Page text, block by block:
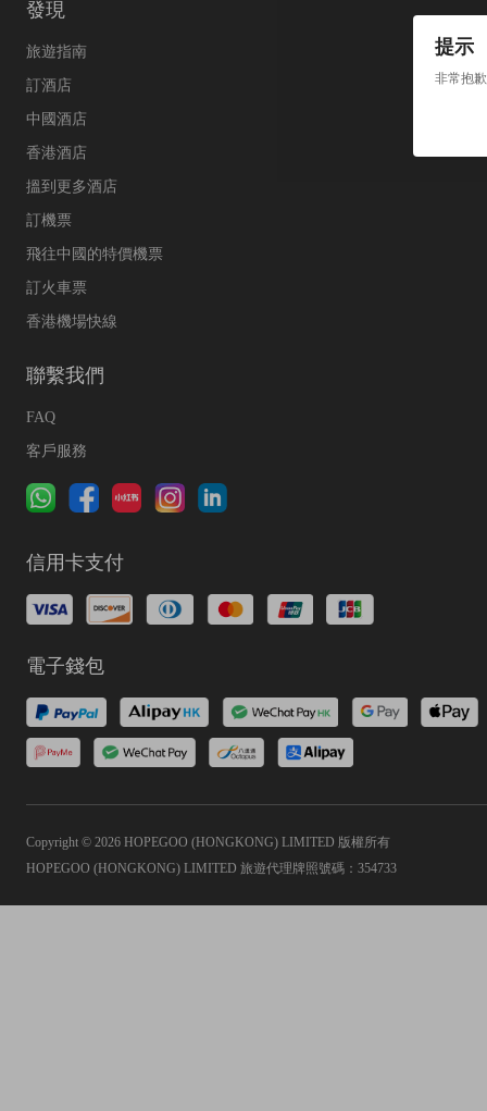
提示
非常抱
發現
旅遊指南
訂酒店
中國酒店
香港酒店
搵到更多酒店
訂機票
飛往中國的特價機票
訂火車票
香港機場快線
聯繫我們
FAQ
客戶服務
信用卡支付
電子錢包
Copyright © 2026 HOPEGOO (HONGKONG) LIMITED 版權所有
HOPEGOO (HONGKONG) LIMITED 旅遊代理牌照號碼：354733